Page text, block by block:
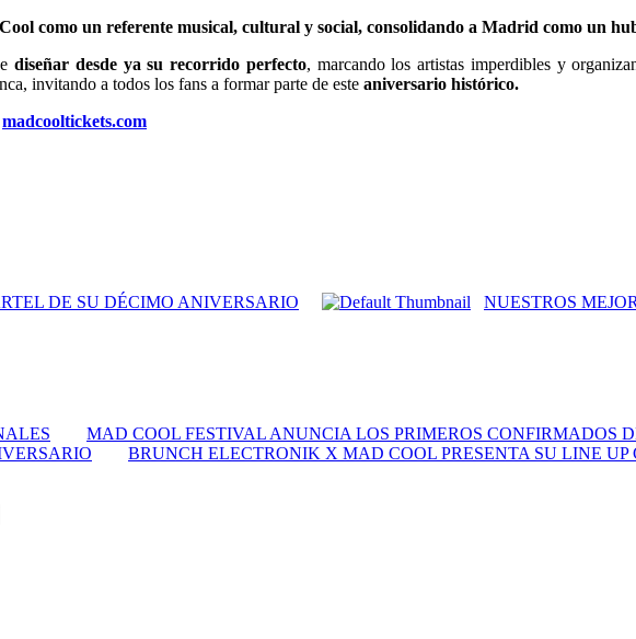
como un referente musical, cultural y social, consolidando a Madrid como un
diseñar desde ya su recorrido perfecto, marcando los artistas imperdibles y
invitando a todos los fans a formar parte de este aniversario histórico.
madcooltickets.com
DE SU DÉCIMO ANIVERSARIO NUESTROS
MAD COOL FESTIVAL ANUNCIA LOS PRIMEROS CONFIRMADOS
BRUNCH ELECTRONIK X MAD COOL PRESENTA SU LINE UP